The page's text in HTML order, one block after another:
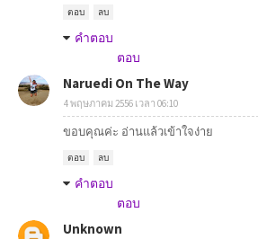
ตอบ ลบ
คำตอบ
ตอบ
Naruedi On The Way
4 พฤษภาคม 2556 เวลา 06:10
ขอบคุณค่ะ อ่านแล้วเข้าใจง่าย
ตอบ ลบ
คำตอบ
ตอบ
Unknown